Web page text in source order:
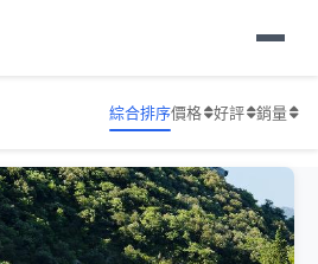
旅遊報價
綜合排序價格 好評 銷量